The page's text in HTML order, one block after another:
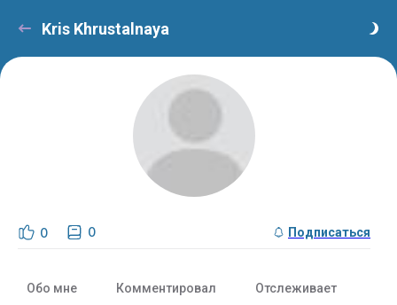
Kris Khrustalnaya
0 0 Подписаться
Обо мне Комментировал Отслеживает